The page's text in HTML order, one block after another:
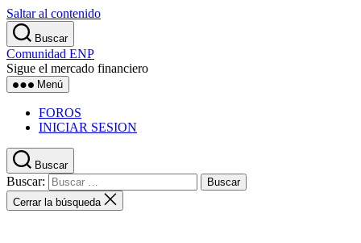
Saltar al contenido
Buscar
Comunidad ENP
Sigue el mercado financiero
Menú
FOROS
INICIAR SESION
Buscar
Buscar:
Cerrar la búsqueda